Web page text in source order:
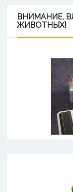
ВНИМАНИЕ,
ЖИВОТНЫХ!